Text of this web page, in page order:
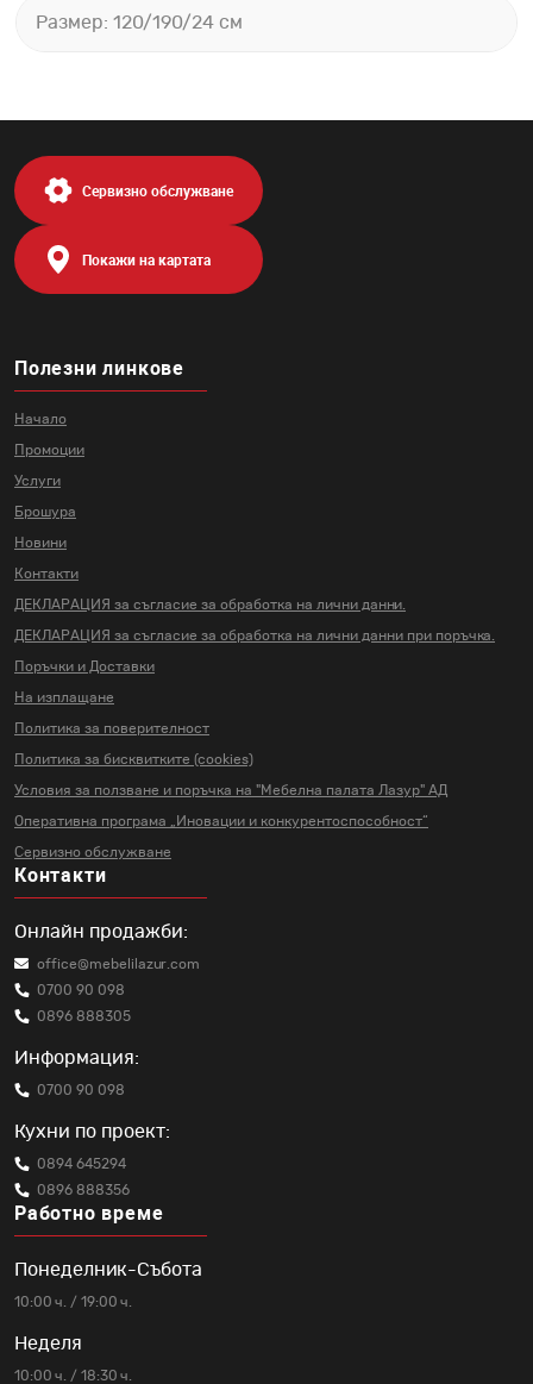
Размер: 120/190/24 см
Полезни линкове
Начало
Промоции
Услуги
Брошура
Новини
Контакти
ДЕКЛАРАЦИЯ за съгласие за обработка на лични данни.
ДЕКЛАРАЦИЯ за съгласие за обработка на лични данни при поръчка.
Поръчки и Доставки
На изплащане
Политика за поверителност
Политика за бисквитките (cookies)
Условия за ползване и поръчка на "Мебелна палата Лазур" АД
Оперативна програма „Иновации и конкурентоспособност“
Сервизно обслужване
Контакти
Онлайн продажби:
office@mebelilazur.com
0700 90 098
0896 888305
Информация:
0700 90 098
Кухни по проект:
0894 645294
0896 888356
Работно време
Понеделник-Събота
10:00 ч. / 19:00 ч.
Неделя
10:00 ч. / 18:30 ч.
Сервизно обслужване
Покажи на картата